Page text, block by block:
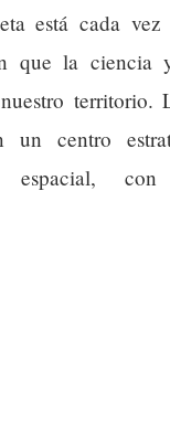
está cada vez
que la ciencia
territorio.
un centro
espacial, con